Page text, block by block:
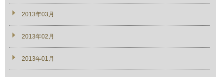
2013年03月
2013年02月
2013年01月